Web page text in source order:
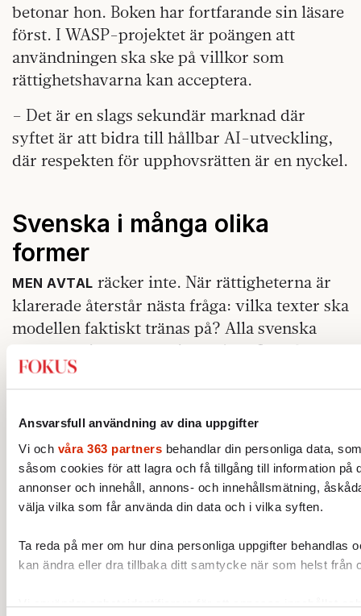
Ansvarsfull användning av dina uppgifter
Vi och våra 363 partners behandlar din personliga data,
såsom cookies för att lagra och få tillgång till information på
annonser och innehåll, annons- och innehållsmätning,
välja vilka som får använda din data och i vilka syften.
Ta reda på mer om hur dina personliga uppgifter behandlas
kan ändra eller dra tillbaka ditt samtycke när som helst från
Vi använder enhetsidentifierare för att anpassa innehållet
betonar hon. Boken har fortfarande sin läsare
först. I WASP-projektet är poängen att
användningen ska ske på villkor som
rättighetshavarna kan acceptera.
– Det är en slags sekundär marknad där
syftet är att bidra till hållbar AI-utveckling,
där respekten för upphovsrätten är en nyckel.
Svenska i många olika
former
MEN AVTAL räcker inte. När rättigheterna är
klarerade återstår nästa fråga: vilka texter ska
modellen faktiskt tränas på? Alla svenska
texter gör inte samma jobb. Amy Loutfi,
professor i datavetenskap vid Örebro
universitet och Linköpings universitet samt
programdirektör för WASP, talar om en
svenska som rymmer både de stora offentliga
språken och sådant som lätt hamnar utanför.
– För att en svensk språkmodell ska
sammanhang behöver den möta svenska i
många former, till exempel nyhetstexter,
kultur, myndighetsspråk och vardagsnära